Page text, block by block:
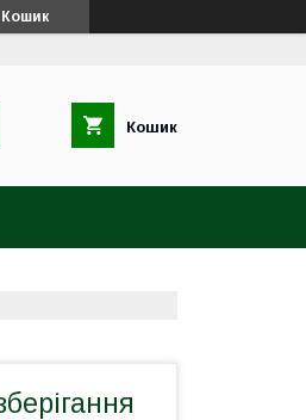
Кошик
Кошик